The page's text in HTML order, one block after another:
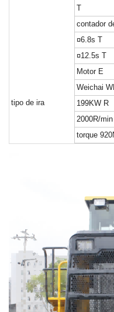
T
contador
¤6.8s T
¤12.5s T
tipo de ira
Motor E
Weichai
199KW R
2000R/min
torque